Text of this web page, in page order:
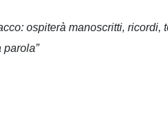
ospiterà manoscritti, ricordi,
parola”